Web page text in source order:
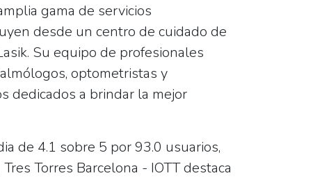
gama de servicios
desde un centro de cuidado de
Su equipo de profesionales
optometristas y
dedicados a brindar la mejor
de 4.1 sobre 5 por 93.0 usuarios,
Torres Barcelona - IOTT destaca